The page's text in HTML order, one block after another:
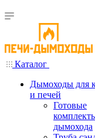
Каталог
Дымоходы для
и печей
Готовые
дымохода